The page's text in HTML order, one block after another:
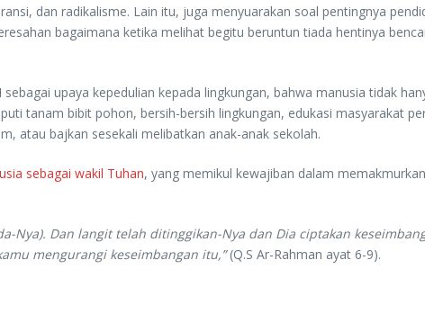
dan radikalisme. Lain itu, juga menyuarakan soal pentingnya
bagaimana ketika melihat begitu beruntun tiada hentinya
upaya kepedulian kepada lingkungan, bahwa manusia tidak
tanam bibit pohon, bersih-bersih lingkungan, edukasi masyarakat
atau bajkan sesekali melibatkan anak-anak sekolah.
sebagai wakil Tuhan, yang memikul kewajiban dalam
Nya). Dan langit telah ditinggikan-Nya dan Dia ciptakan
mengurangi keseimbangan itu,”(Q.S Ar-Rahman ayat 6-9).